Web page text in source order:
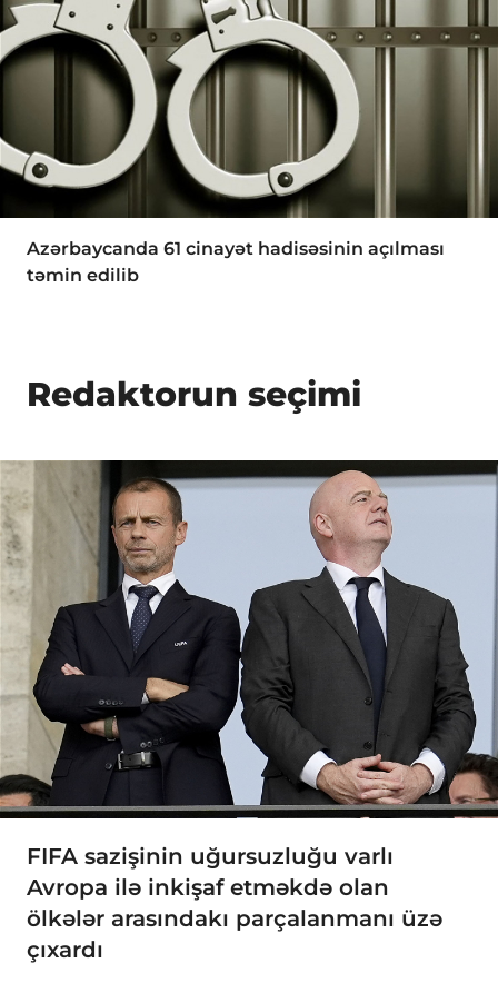
Azərbaycanda 61 cinayət hadisəsinin açılması
təmin edilib
Redaktorun seçimi
FIFA sazişinin uğursuzluğu varlı
Avropa ilə inkişaf etməkdə olan
ölkələr arasındakı parçalanmanı üzə
çıxardı